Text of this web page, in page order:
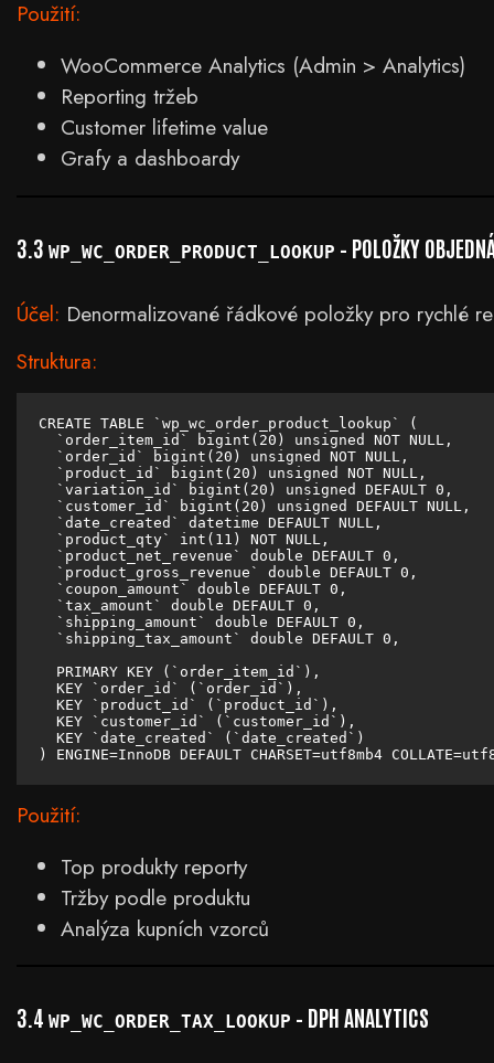
Použití:
WooCommerce Analytics (Admin > Analytics)
Reporting tržeb
Customer lifetime value
Grafy a dashboardy
3.3 WP_WC_ORDER_PRODUCT_LOOKUP – POLOŽKY
Účel: Denormalizované řádkové položky pro rychlé
Struktura:
CREATE TABLE `wp_wc_order_product_lookup` (
  `order_item_id` bigint(20) unsigned NOT NULL,
  `order_id` bigint(20) unsigned NOT NULL,
  `product_id` bigint(20) unsigned NOT NULL,
  `variation_id` bigint(20) unsigned DEFAULT 0,
  `customer_id` bigint(20) unsigned DEFAULT NULL,
  `date_created` datetime DEFAULT NULL,
  `product_qty` int(11) NOT NULL,
  `product_net_revenue` double DEFAULT 0,
  `product_gross_revenue` double DEFAULT 0,
  `coupon_amount` double DEFAULT 0,
  `tax_amount` double DEFAULT 0,
  `shipping_amount` double DEFAULT 0,
  `shipping_tax_amount` double DEFAULT 0,
  PRIMARY KEY (`order_item_id`),
  KEY `order_id` (`order_id`),
  KEY `product_id` (`product_id`),
  KEY `customer_id` (`customer_id`),
  KEY `date_created` (`date_created`)
) ENGINE=InnoDB DEFAULT CHARSET=utf8mb4
Použití:
Top produkty reporty
Tržby podle produktu
Analýza kupních vzorců
3.4 WP_WC_ORDER_TAX_LOOKUP – DPH ANALYTICS